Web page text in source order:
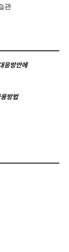
관
응방안에
방법